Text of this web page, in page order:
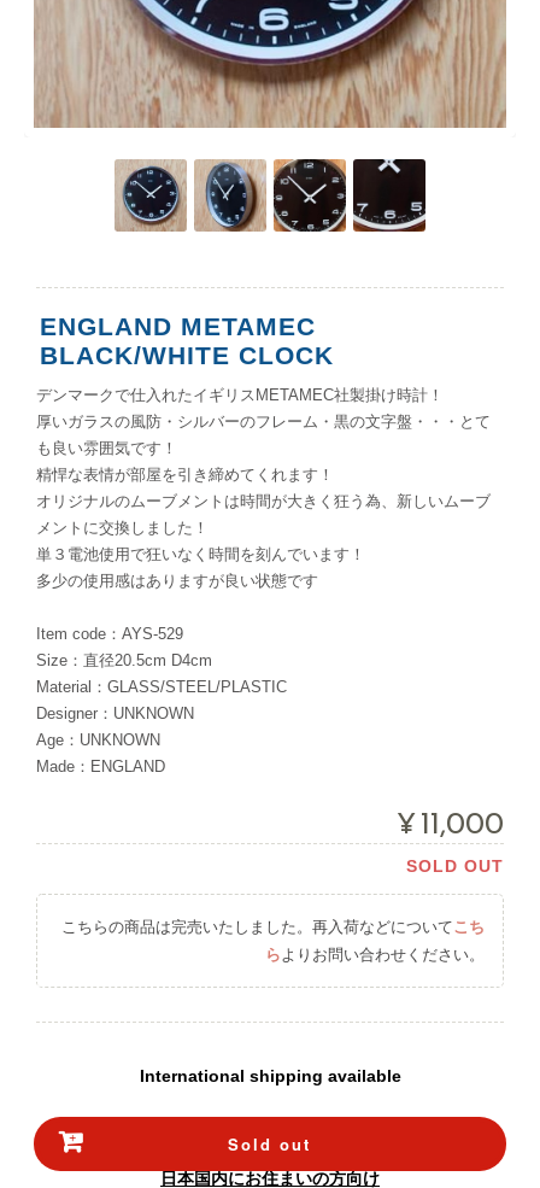
ENGLAND METAMEC
BLACK/WHITE CLOCK
デンマークで仕入れたイギリスMETAMEC社製掛け時計！
厚いガラスの風防・シルバーのフレーム・黒の文字盤・・・とて
も良い雰囲気です！
精悍な表情が部屋を引き締めてくれます！
オリジナルのムーブメントは時間が大きく狂う為、新しいムーブ
メントに交換しました！
単３電池使用で狂いなく時間を刻んでいます！
多少の使用感はありますが良い状態です
Item code：AYS-529
Size：直径20.5cm D4cm
Material：GLASS/STEEL/PLASTIC
Designer：UNKNOWN
Age：UNKNOWN
Made：ENGLAND
¥11,000
SOLD OUT
こちらの商品は完売いたしました。再入荷などについてこち
ら よりお問い合わせください。
International shipping available
Sold out
日本国内にお住まいの方向け